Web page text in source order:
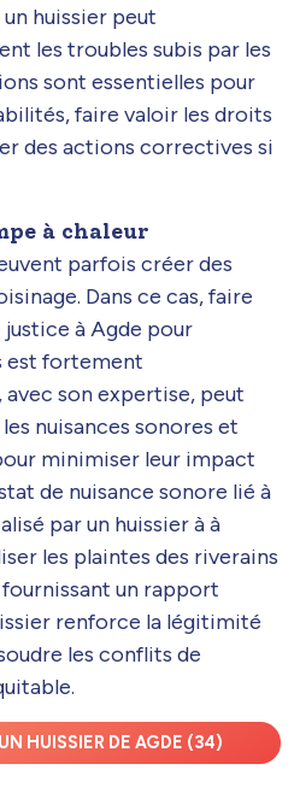
huissier peut
les troubles subis par les
sont essentielles pour
faire valoir les droits
des actions correctives si
à chaleur
parfois créer des
Dans ce cas, faire
à Agde pour
est fortement
son expertise, peut
nuisances sonores et
minimiser leur impact
de nuisance sonore lié à
par un huissier à à
les plaintes des riverains
un rapport
renforce la légitimité
les conflits de
HUISSIER DE AGDE (34)